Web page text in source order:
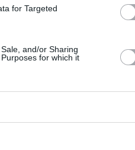
for Targeted
and/or Sharing
for which it
sowohl
kann,
zumindest
Allgemeinen
Oklahoma
Spiele